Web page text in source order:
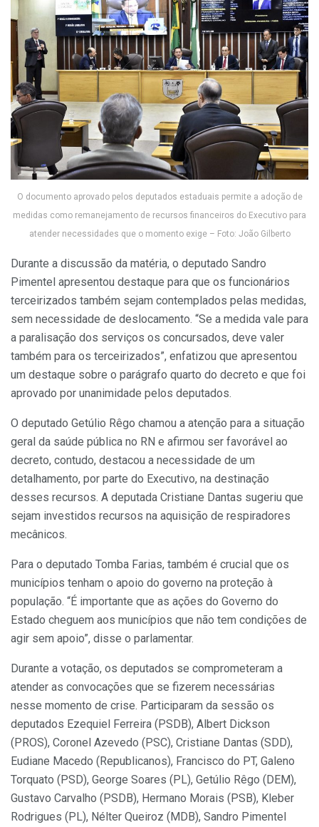
O documento aprovado pelos deputados estaduais permite a adoção de
medidas como remanejamento de recursos financeiros do Executivo para
atender necessidades que o momento exige – Foto: João Gilberto
Durante a discussão da matéria, o deputado Sandro
Pimentel apresentou destaque para que os funcionários
terceirizados também sejam contemplados pelas medidas,
sem necessidade de deslocamento. “Se a medida vale para
a paralisação dos serviços os concursados, deve valer
também para os terceirizados”, enfatizou que apresentou
um destaque sobre o parágrafo quarto do decreto e que foi
aprovado por unanimidade pelos deputados.
O deputado Getúlio Rêgo chamou a atenção para a situação
geral da saúde pública no RN e afirmou ser favorável ao
decreto, contudo, destacou a necessidade de um
detalhamento, por parte do Executivo, na destinação
desses recursos. A deputada Cristiane Dantas sugeriu que
sejam investidos recursos na aquisição de respiradores
mecânicos.
Para o deputado Tomba Farias, também é crucial que os
municípios tenham o apoio do governo na proteção à
população. “É importante que as ações do Governo do
Estado cheguem aos municípios que não tem condições de
agir sem apoio”, disse o parlamentar.
Durante a votação, os deputados se comprometeram a
atender as convocações que se fizerem necessárias
nesse momento de crise. Participaram da sessão os
deputados Ezequiel Ferreira (PSDB), Albert Dickson
(PROS), Coronel Azevedo (PSC), Cristiane Dantas (SDD),
Eudiane Macedo (Republicanos), Francisco do PT, Galeno
Torquato (PSD), George Soares (PL), Getúlio Rêgo (DEM),
Gustavo Carvalho (PSDB), Hermano Morais (PSB), Kleber
Rodrigues (PL), Nélter Queiroz (MDB), Sandro Pimentel